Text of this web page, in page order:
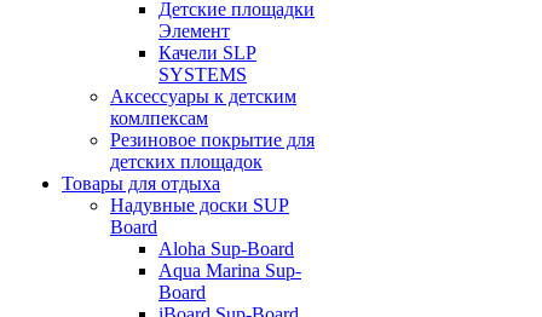
Детские площадки
Элемент
Качели SLP
SYSTEMS
Аксессуары к детским
комлпексам
Резиновое покрытие для
детских площадок
Товары для отдыха
Надувные доски SUP
Board
Aloha Sup-Board
Aqua Marina Sup-
Board